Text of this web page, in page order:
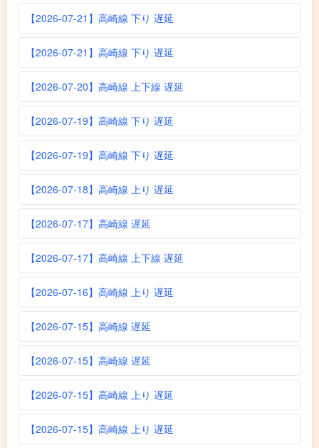
【2026-07-21】高崎線 下り 遅延
【2026-07-21】高崎線 下り 遅延
【2026-07-20】高崎線 上下線 遅延
【2026-07-19】高崎線 下り 遅延
【2026-07-19】高崎線 下り 遅延
【2026-07-18】高崎線 上り 遅延
【2026-07-17】高崎線 遅延
【2026-07-17】高崎線 上下線 遅延
【2026-07-16】高崎線 上り 遅延
【2026-07-15】高崎線 遅延
【2026-07-15】高崎線 遅延
【2026-07-15】高崎線 上り 遅延
【2026-07-15】高崎線 上り 遅延